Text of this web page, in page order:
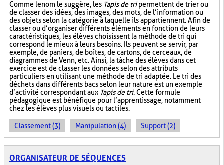
Comme le nom le suggère, les Tapis de tripermettent de trier ou
de classer des idées, des images, des mots, de l’information ou
des objets selon la catégorie à laquelle ils appartiennent. Afin de
classer ou d’organiser différents éléments en fonction de leurs
caractéristiques, les élèves choisissent la méthode de tri qui
correspond le mieux à leurs besoins. Ils peuvent se servir, par
exemple, de paniers, de boîtes, de cartons, de cerceaux, de
diagrammes de Venn, etc. Ainsi, la tâche des élèves dans cet
exercice est de classer les données selon des attributs
particuliers en utilisant une méthode de tri adaptée. Le tri des
déchets dans différents bacs selon leur nature est un exemple
d’activité correspondant aux Tapis de tri. Cette formule
pédagogique est bénéfique pour l’apprentissage, notamment
chez les élèves plus visuels ou tactiles.
Classement (3) Manipulation (4) Support (2)
ORGANISATEUR DE SÉQUENCES